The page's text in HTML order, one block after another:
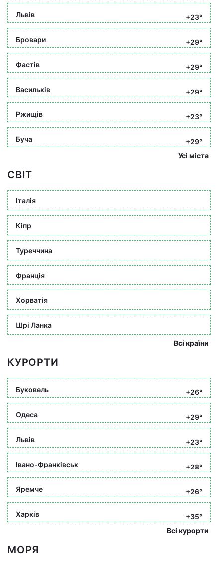
Львів +23°
Бровари +29°
Фастів +29°
Васильків +29°
Ржищів +23°
Буча
+29°
Усі міста
СВІТ
Італія
Кіпр
Туреччина
Франція
Хорватія
Шрі Ланка
Всі країни
КУРОРТИ
Буковель +26°
Одеса +29°
Львів +23°
Івано-Франківськ +28°
Яремче +26°
Харків
+35°
Всі курорти
МОРЯ